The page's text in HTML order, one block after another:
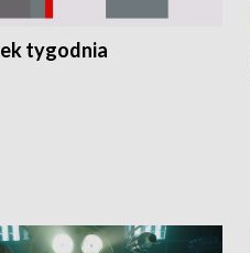
tygodnia